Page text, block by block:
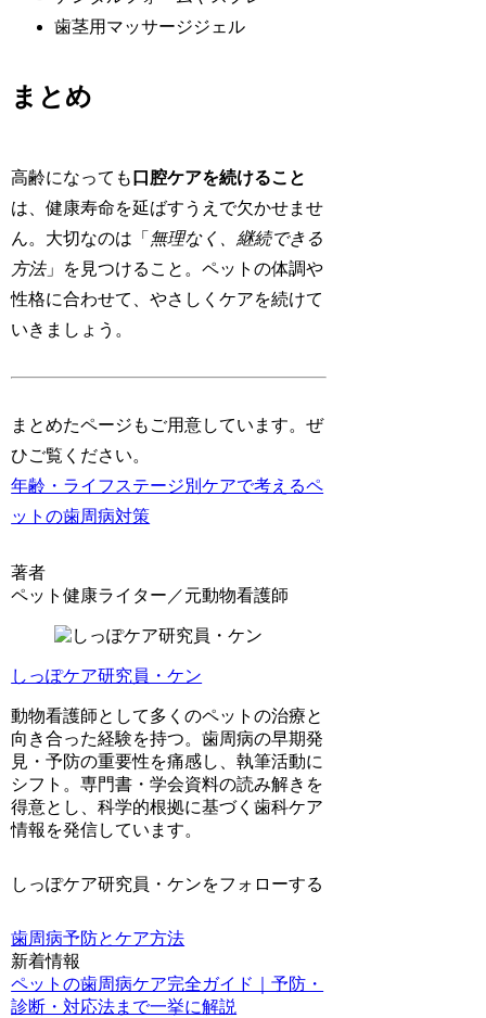
歯茎用マッサージジェル
まとめ
高齢になっても 口腔ケアを続けること
は、健康寿命を延ばすうえで欠かせませ
ん。大切なのは「 無理なく、継続できる
方法」を見つけること。ペットの体調や
性格に合わせて、やさしくケアを続けて
いきましょう。
まとめたページもご用意しています。ぜ
ひご覧ください。
年齢・ライフステージ別ケアで考えるペ
ットの歯周病対策
著者
ペット健康ライター／元動物看護師
しっぽケア研究員・ケン
動物看護師として多くのペットの治療と
向き合った経験を持つ。歯周病の早期発
見・予防の重要性を痛感し、執筆活動に
シフト。専門書・学会資料の読み解きを
得意とし、科学的根拠に基づく歯科ケア
情報を発信しています。
しっぽケア研究員・ケンをフォローする
歯周病予防とケア方法
新着情報
ペットの歯周病ケア完全ガイド｜予防・
診断・対応法まで一挙に解説